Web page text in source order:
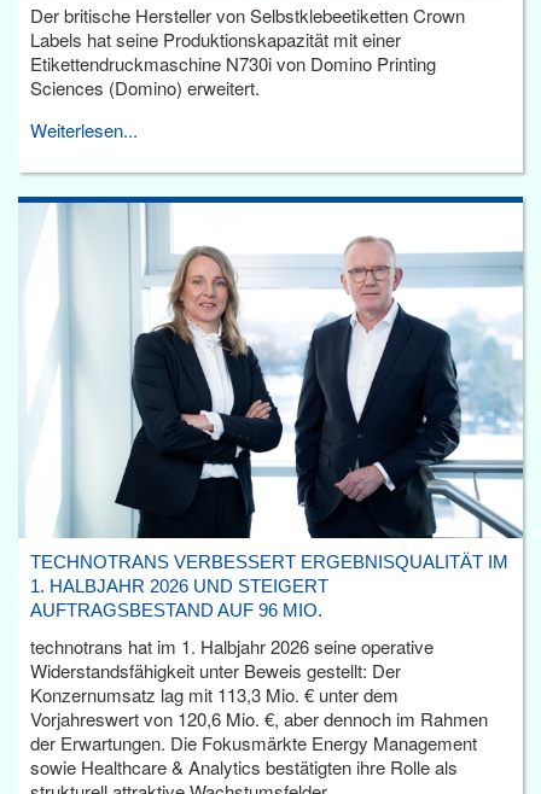
Der britische Hersteller von Selbstklebeetiketten Crown
Labels hat seine Produktionskapazität mit einer
Etikettendruckmaschine N730i von Domino Printing
Sciences (Domino) erweitert.
Weiterlesen...
TECHNOTRANS VERBESSERT ERGEBNISQUALITÄT IM
1. HALBJAHR 2026 UND STEIGERT
AUFTRAGSBESTAND AUF 96 MIO.
technotrans hat im 1. Halbjahr 2026 seine operative
Widerstandsfähigkeit unter Beweis gestellt: Der
Konzernumsatz lag mit 113,3 Mio. € unter dem
Vorjahreswert von 120,6 Mio. €, aber dennoch im Rahmen
der Erwartungen. Die Fokusmärkte Energy Management
sowie Healthcare & Analytics bestätigten ihre Rolle als